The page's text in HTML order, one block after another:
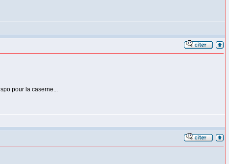
pour la caserne...